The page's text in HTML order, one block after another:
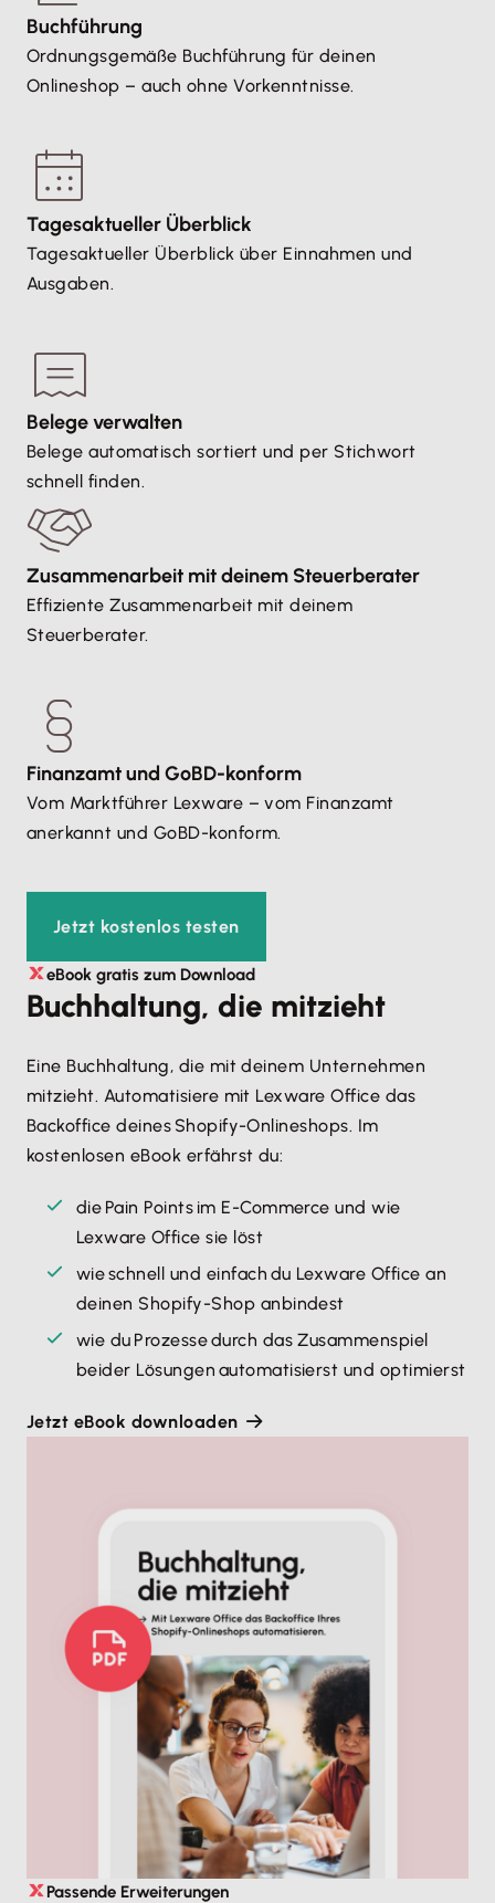
Verlustrechnung für den Jahresabschluss. Dank
freiem Zugang für Steuerberaterkannst du deine
Vertrauensperson direkt ans Programm einbinden
sich die Zusammenarbeit mit einem Steuerberater.
Buchführung
Ordnungsgemäße Buchführung für deinen
Onlineshop – auch ohne Vorkenntnisse.
Tagesaktueller Überblick
Tagesaktueller Überblick über Einnahmen und
Ausgaben.
Belege verwalten
Belege automatisch sortiert und per Stichwort
schnell finden.
Zusammenarbeit mit deinem Steuerberater
Effiziente Zusammenarbeit mit deinem
Steuerberater.
Finanzamt und GoBD-konform
Vom Marktführer Lexware – vom Finanzamt
anerkannt und GoBD-konform.
Jetzt kostenlos testen
eBook gratis zum Download
Buchhaltung, die mitzieht
Eine Buchhaltung, die mit deinem Unternehmen
mitzieht. Automatisiere mit Lexware Office das
Backoffice deines Shopify-Onlineshops. Im
kostenlosen eBook erfährst du:
die Pain Points im E-Commerce und wie
Lexware Office sie löst
wie schnell und einfach du Lexware Office an
deinen Shopify-Shop anbindest
wie du Prozesse durch das Zusammenspiel
beider Lösungen automatisierst und optimierst
Jetzt eBook downloaden
Passende Erweiterungen